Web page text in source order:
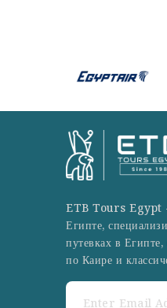
ETB Tours Egypt -
Египте,
путевках в
по Каире и